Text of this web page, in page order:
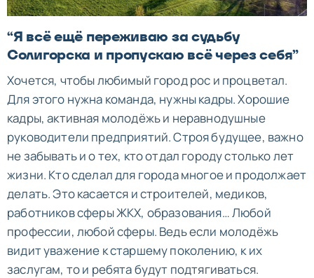
“Я всё ещё переживаю за судьбу
Солигорска и пропускаю всё через себя”
Хочется, чтобы любимый город рос и процветал.
Для этого нужна команда, нужны кадры. Хорошие
кадры, активная молодёжь и неравнодушные
руководители предприятий. Строя будущее, важно
не забывать и о тех, кто отдал городу столько лет
жизни. Кто сделал для города многое и продолжает
делать. Это касается и строителей, медиков,
работников сферы ЖКХ, образования… Любой
профессии, любой сферы. Ведь если молодёжь
видит уважение к старшему поколению, к их
заслугам, то и ребята будут подтягиваться.